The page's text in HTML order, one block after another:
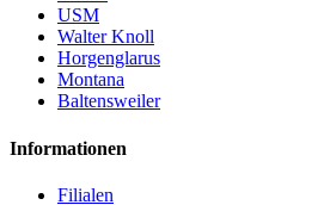
USM
Walter Knoll
Horgenglarus
Montana
Baltensweiler
Informationen
Filialen